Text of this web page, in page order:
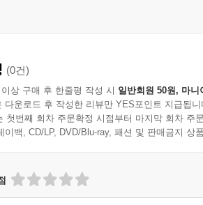
유를 가지며 참고 기다리기’입니다. 또
게 할 수 있는 일상생활 행동도 힘들어
부모가 인내심과 여유가 부족하여 아
.
고 소소하지만 하나라도 더 감사하고
(0건)
상 구매 후 한줄평 작성 시 일반회원 50원, 마니
다운로드 후 작성한 리뷰만 YES포인트 지급됩니
첫번째 회차 주문확정 시점부터 마지막 회차 주
이백, CD/LP, DVD/Blu-ray, 패션 및 판매금지 상